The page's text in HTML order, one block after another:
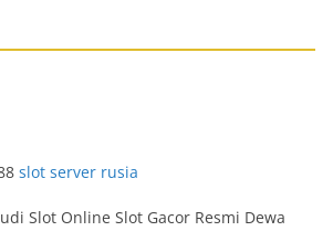
slot server rusia
Slot Online Slot Gacor Resmi Dewa